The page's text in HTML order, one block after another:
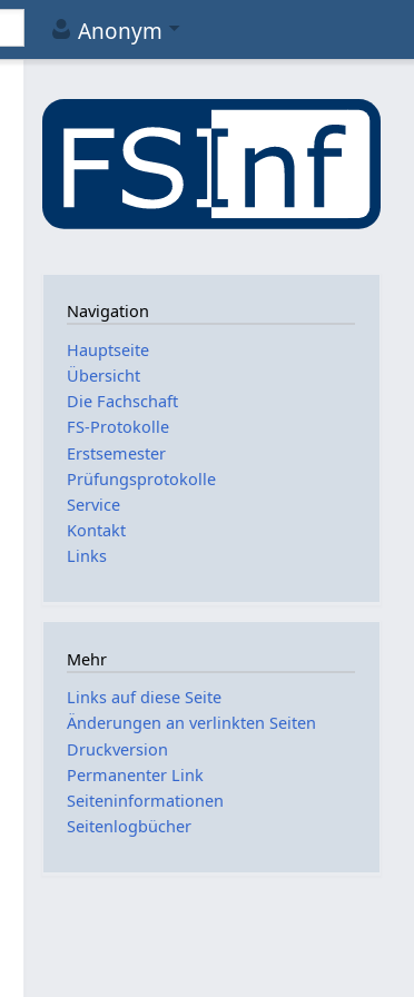
Anonym
Navigation
Hauptseite
Übersicht
Die Fachschaft
FS-Protokolle
Erstsemester
Prüfungsprotokolle
Service
Kontakt
Links
Mehr
Links auf diese Seite
Änderungen an verlinkten Seiten
Druckversion
Permanenter Link
Seiten­­informationen
Seitenlogbücher